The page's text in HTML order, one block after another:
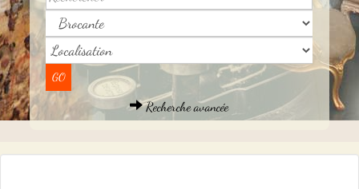
Recherche avancée